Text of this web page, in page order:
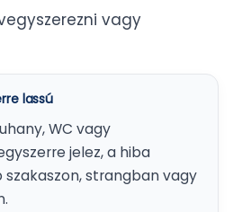
vagy
lassú
WC vagy
jelez, a hiba
strangban vagy